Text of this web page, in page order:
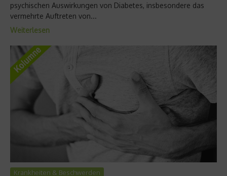
psychischen Auswirkungen von Diabetes, insbesondere das
vermehrte Auftreten von...
Weiterlesen
Krankheiten & Beschwerden